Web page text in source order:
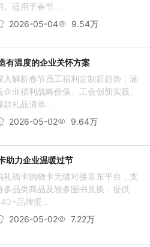
。适用于春节...
2026-05-04
9.54万
有温度的企业关怀方案
入解析春节员工福利定制新趋势，涵
企业福利战略价值、工会创新实践、
款礼品清单...
2026-05-02
9.64万
助力企业温暖过节
礼福卡购物卡无缝对接京东平台，支
多品类商品及较多图书兑换，提供
品牌蛋...
2026-05-02
7.22万